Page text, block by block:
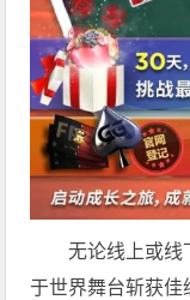
无论线上或线
于世界舞台斩获佳